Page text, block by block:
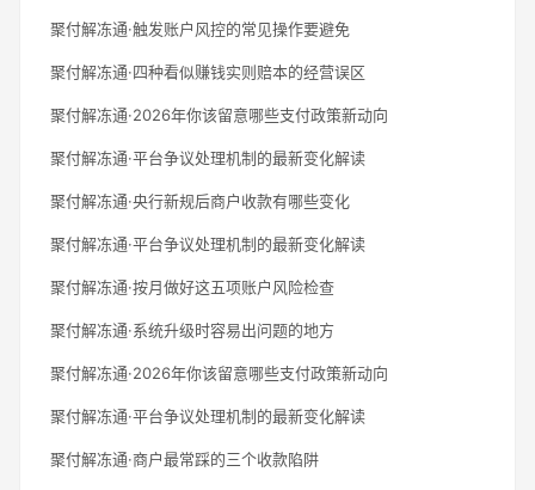
聚付解冻通·触发账户风控的常见操作要避免
聚付解冻通·四种看似赚钱实则赔本的经营误区
聚付解冻通·2026年你该留意哪些支付政策新动向
聚付解冻通·平台争议处理机制的最新变化解读
聚付解冻通·央行新规后商户收款有哪些变化
聚付解冻通·平台争议处理机制的最新变化解读
聚付解冻通·按月做好这五项账户风险检查
聚付解冻通·系统升级时容易出问题的地方
聚付解冻通·2026年你该留意哪些支付政策新动向
聚付解冻通·平台争议处理机制的最新变化解读
聚付解冻通·商户最常踩的三个收款陷阱